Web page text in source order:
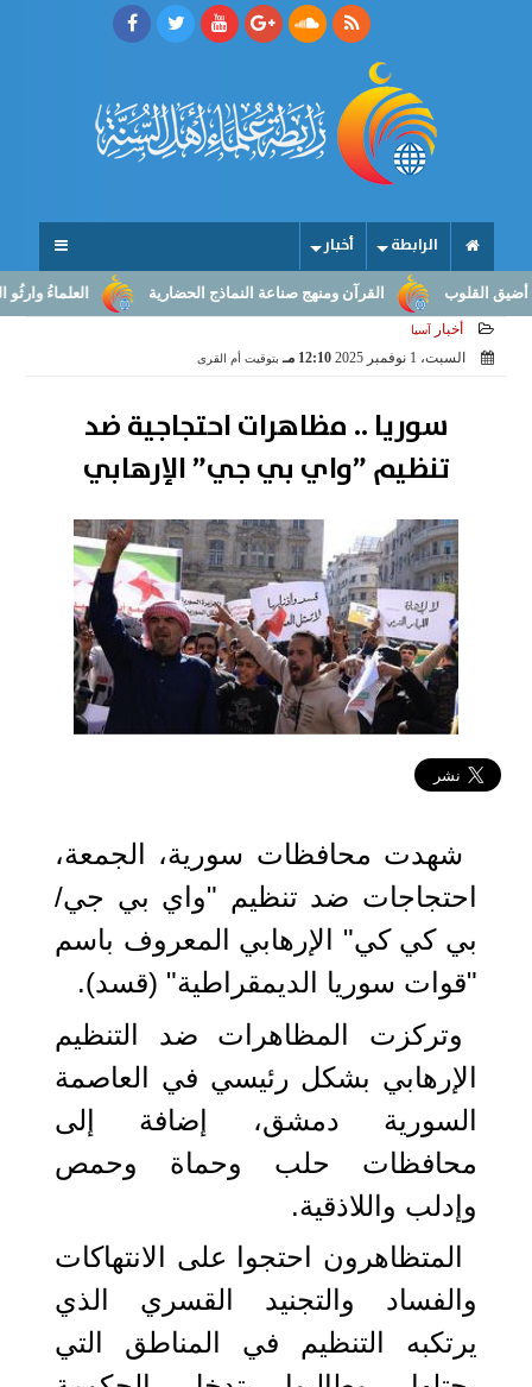
الرابطة أخبار
العلماءُ وارثُو القرآن ومنهج صناعة النماذج الحضارية
أخبار آسيا
السبت، 1 نوفمبر 2025 12:10 مـ بتوقيت أم القرى
سوريا .. مظاهرات احتجاجية ضد
تنظيم ”واي بي جي” الإرهابي
شهدت محافظات سورية، الجمعة،
احتجاجات ضد تنظيم "واي بي جي/
بي كي كي" الإرهابي المعروف باسم
"قوات سوريا الديمقراطية" (قسد).
وتركزت المظاهرات ضد التنظيم
الإرهابي بشكل رئيسي في العاصمة
السورية دمشق، إضافة إلى
محافظات حلب وحماة وحمص
وإدلب واللاذقية.
المتظاهرون احتجوا على الانتهاكات
والفساد والتجنيد القسري الذي
يرتكبه التنظيم في المناطق التي